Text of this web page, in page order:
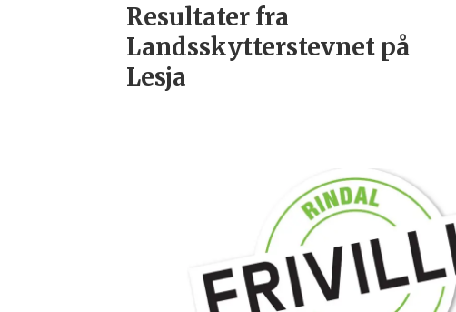
Resultater fra
Landsskytterstevnet på
Lesja